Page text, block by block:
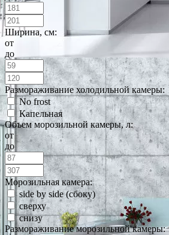
Ширина, см:
от
до
Размораживание холодильной камеры:
No frost
Капельная
Объем морозильной камеры, л:
от
до
Морозильная камера:
side by side (сбоку)
сверху
снизу
Размораживание морозильной камеры: